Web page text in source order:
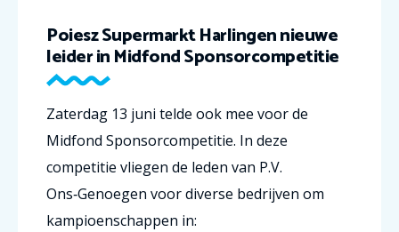
Poiesz Supermarkt Harlingen nieuwe
leider in Midfond Sponsorcompetitie
Zaterdag 13 juni telde ook mee voor de
Midfond Sponsorcompetitie. In deze
competitie vliegen de leden van P.V.
Ons‑Genoegen voor diverse bedrijven om
kampioenschappen in: